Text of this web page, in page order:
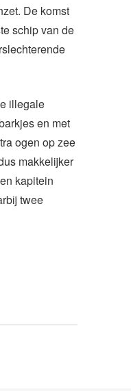
De komst
schip van de
illegale
en met
ogen op zee
makkelijker
kapitein
twee